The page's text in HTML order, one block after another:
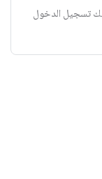
تسجيل الدخول